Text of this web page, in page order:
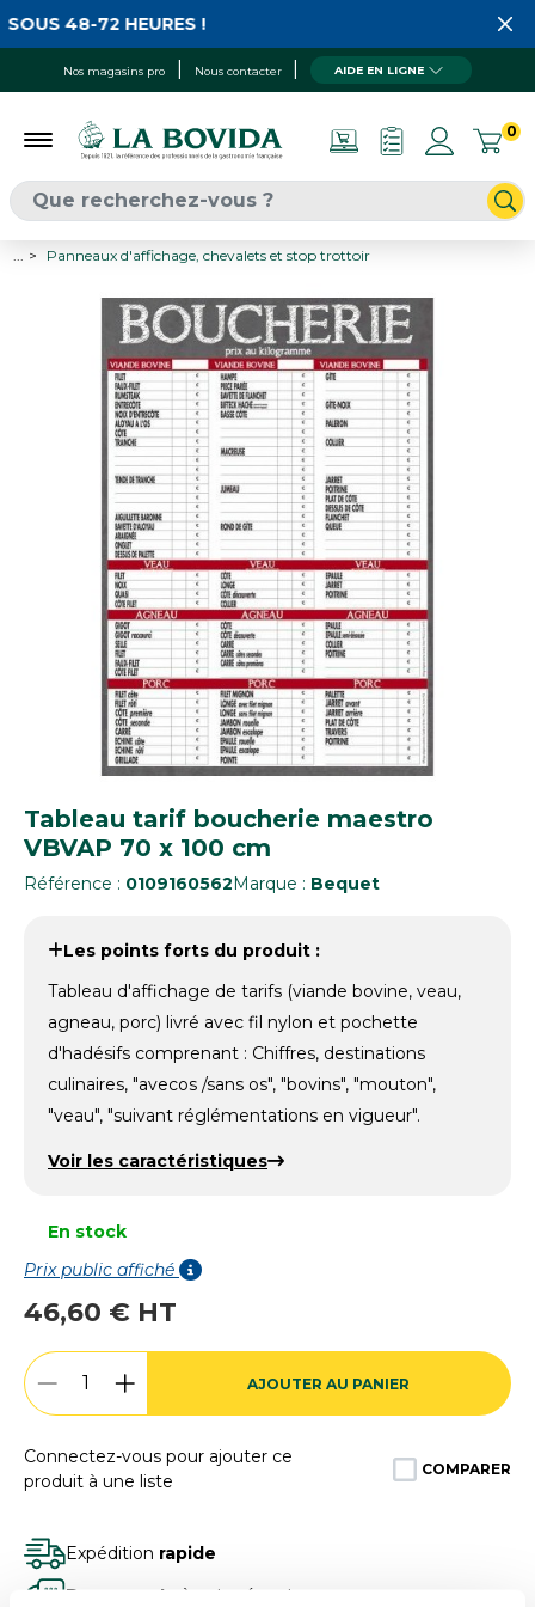
Nos magasins pro Nous contacter AIDE EN LIGNE
0
48-72 HEURES !
Panneaux d'affichage, chevalets et stop trottoir
Tableau tarif boucherie maestro
VBVAP 70 x 100 cm
Référence : 0109160562Marque : Bequet
Les points forts du produit :
Tableau d'affichage de tarifs (viande bovine, veau,
agneau, porc) livré avec fil nylon et pochette
d'hadésifs comprenant : Chiffres, destinations
culinaires, "avecos /sans os", "bovins", "mouton",
"veau", "suivant réglémentations en vigueur".
Voir les caractéristiques
En stock
Prix public affiché
46,60 € HT
AJOUTER AU PANIER
Connectez-vous pour ajouter ce
produit à une liste
COMPARER
Expédition rapide
Des experts
à votre écoute